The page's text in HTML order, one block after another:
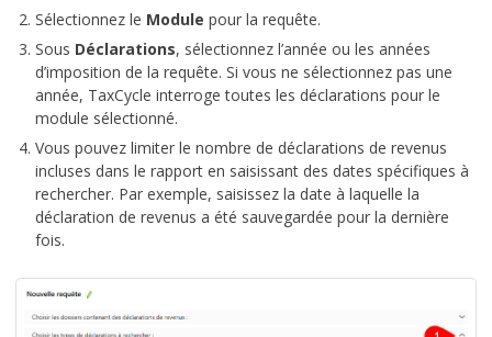
Sélectionnez le Module pour la requête.
Sous Déclarations, sélectionnez l’année ou les années
d’imposition de la requête. Si vous ne sélectionnez pas une
année, TaxCycle interroge toutes les déclarations pour le
module sélectionné.
Vous pouvez limiter le nombre de déclarations de revenus
incluses dans le rapport en saisissant des dates spécifiques à
rechercher. Par exemple, saisissez la date à laquelle la
déclaration de revenus a été sauvegardée pour la dernière
fois.